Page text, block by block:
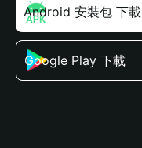
Android 安裝包 下載
Google Play 下載